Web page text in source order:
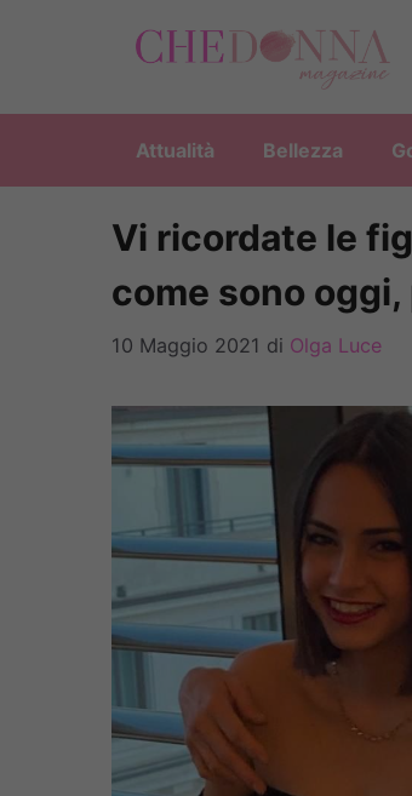
Attualità Bellezza
Vi ricordate le
come sono
10 Maggio 2021 di Olga Luce